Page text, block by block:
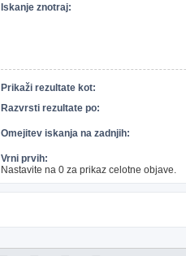
Iskanje znotraj:
Prikaži rezultate kot:
Razvrsti rezultate po:
Omejitev iskanja na zadnjih:
Vrni prvih:
Nastavite na 0 za prikaz celotne objave.